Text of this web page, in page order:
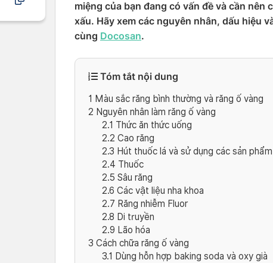
miệng của bạn đang có vấn đề và cần
xấu. Hãy xem các nguyên nhân, dấu hiệu
cùng Docosan.
Tóm tắt nội dung
1 Màu sắc răng bình thường và răng ố vàng
2 Nguyên nhân làm răng ố vàng
2.1 Thức ăn thức uống
2.2 Cao răng
2.3 Hút thuốc lá và sử dụng các sản
2.4 Thuốc
2.5 Sâu răng
2.6 Các vật liệu nha khoa
2.7 Răng nhiễm Fluor
2.8 Di truyền
2.9 Lão hóa
3 Cách chữa răng ố vàng
3.1 Dùng hỗn hợp baking soda và oxy già